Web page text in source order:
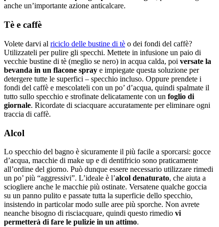
anche un’importante azione anticalcare.
Tè e caffè
Volete darvi al riciclo delle bustine di tè o dei fondi del caffè?
Utilizzateli per pulire gli specchi. Mettete in infusione un paio di
vecchie bustine di tè (meglio se nero) in acqua calda, poi versate la
bevanda in un flacone spray e impiegate questa soluzione per
detergere tutte le superfici – specchio incluso. Oppure prendete i
fondi del caffè e mescolateli con un po’ d’acqua, quindi spalmate il
tutto sullo specchio e strofinate delicatamente con un foglio di
giornale. Ricordate di sciacquare accuratamente per eliminare ogni
traccia di caffè.
Alcol
Lo specchio del bagno è sicuramente il più facile a sporcarsi: gocce
d’acqua, macchie di make up e di dentifricio sono praticamente
all’ordine del giorno. Può dunque essere necessario utilizzare rimedi
un po’ più “aggressivi”. L’ideale è l’alcol denaturato, che aiuta a
sciogliere anche le macchie più ostinate. Versatene qualche goccia
su un panno pulito e passate tutta la superficie dello specchio,
insistendo in particolar modo sulle aree più sporche. Non avrete
neanche bisogno di risciacquare, quindi questo rimedio vi
permetterà di fare le pulizie in un attimo.